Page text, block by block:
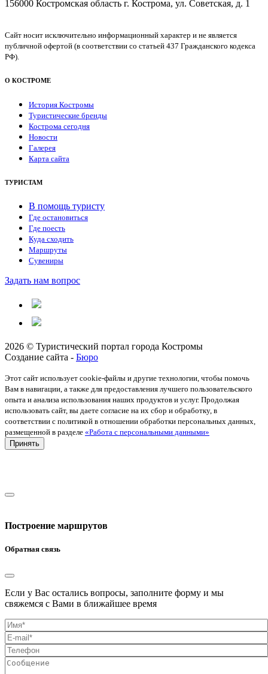
156000 Костромская область г. Кострома, ул. Советская, д. 1
Сайт носит исключительно информационный характер и не является
публичной офертой (в соответствии со статьей 437 Гражданского кодекса
РФ).
О КОСТРОМЕ
История Костромы
Туристические бренды
Кострома сегодня
Новости
Галерея
Карта сайта
ТУРИСТАМ
В помощь туристу
Где остановиться
Где поесть
Куда сходить
Маршруты
Сувениры
Задать нам вопрос
2026 © Туристический портал города Костромы
Создание сайта - Бюро
Этот сайт использует cookie-файлы и другие технологии, чтобы помочь
Вам в навигации, а также для предоставления лучшего пользовательского
опыта и анализа использования наших продуктов и услуг. Продолжая
использовать сайт, вы даете согласие на их сбор и обработку, в
соответствии с политикой в отношении обработки персональных данных,
размещенной в разделе «Работа с персональными данными»
Принять
Построение маршрутов
Обратная связь
Если у Вас остались вопросы, заполните форму и мы
свяжемся с Вами в ближайшее время